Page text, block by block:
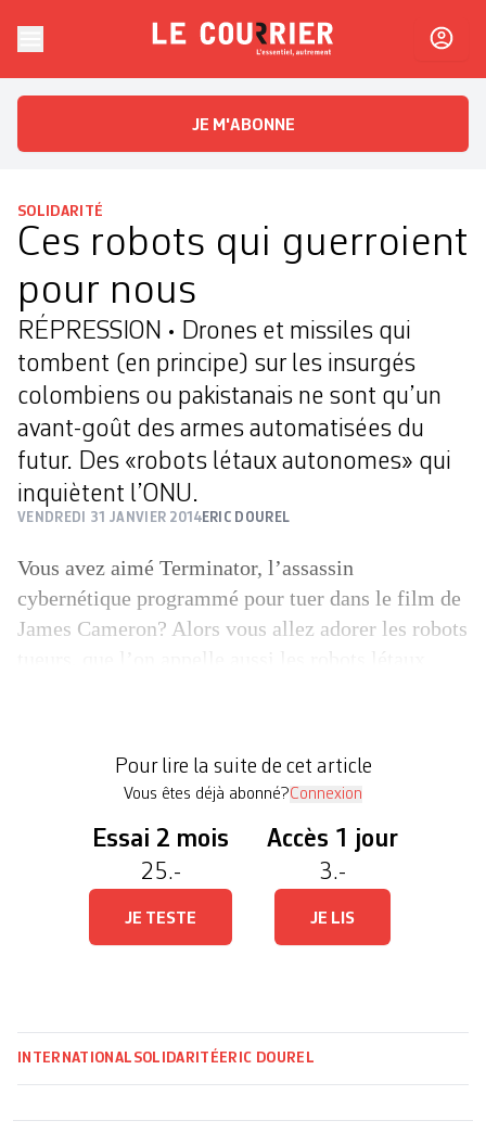
Le CourrierL'essentiel, autrement
JE M'ABONNE
SOLIDARITÉ
Ces robots qui guerroient
pour nous
RÉPRESSION • Drones et missiles qui
tombent (en principe) sur les insurgés
colombiens ou pakistanais ne sont qu’un
avant-goût des armes automatisées du
futur. Des «robots létaux autonomes» qui
inquiètent l’ONU.
VENDREDI 31 JANVIER 2014ERIC DOUREL
Vous avez aimé Terminator, l’assassin
cybernétique programmé pour tuer dans le film de
James Cameron? Alors vous allez adorer les robots
internationaux ou qui tirent à vue sur des […]
Pour lire la suite de cet article
Vous êtes déjà abonné?Connexion
Essai 2 mois
25.-
JE TESTE
Accès 1 jour
3.-
JE LIS
INTERNATIONAL SOLIDARITÉ ERIC DOUREL